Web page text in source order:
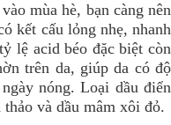
mùa hè, bạn càng nên
kết cấu lỏng nhẹ, nhanh
lệ acid béo đặc biệt còn
trên da, giúp da có độ
nóng. Loại dầu điển
và dầu mâm xôi đỏ.